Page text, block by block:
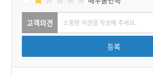
고객의견
등록